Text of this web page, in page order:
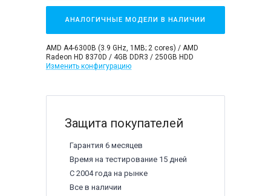
АНАЛОГИЧНЫЕ МОДЕЛИ В НАЛИЧИИ
AMD A4-6300B (3.9 GHz, 1MB; 2 cores) / AMD
Radeon HD 8370D / 4GB DDR3 / 250GB HDD
Изменить конфигурацию
Защита покупателей
Гарантия 6 месяцев
Время на тестирование 15 дней
С 2004 года на рынке
Все в наличии